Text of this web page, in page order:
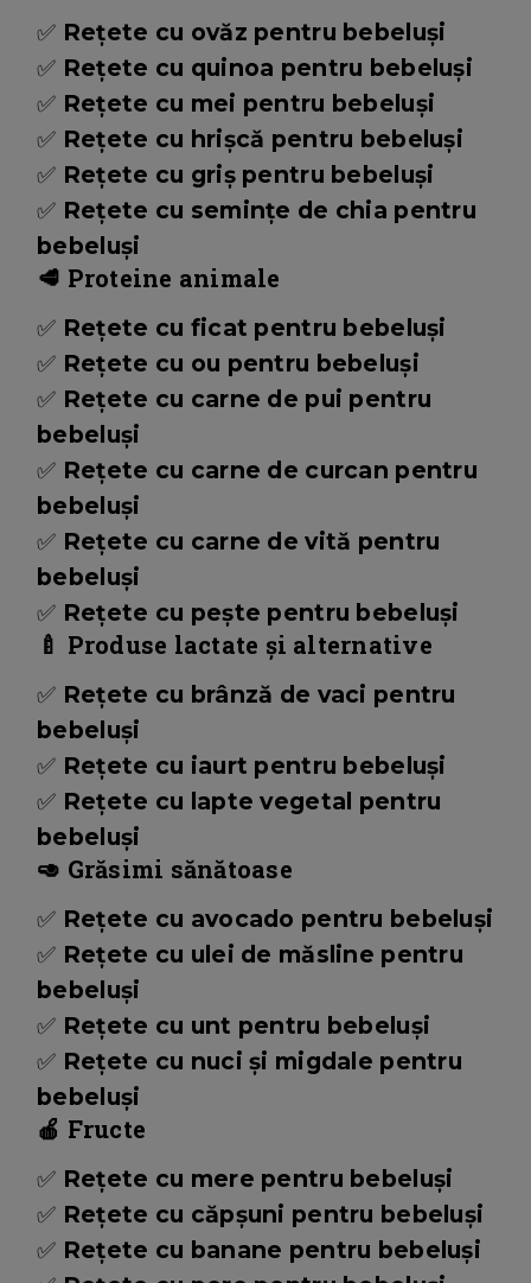
✅ Rețete cu ovăz pentru bebeluși
✅ Rețete cu quinoa pentru bebeluși
✅ Rețete cu mei pentru bebeluși
✅ Rețete cu hrișcă pentru bebeluși
✅ Rețete cu griș pentru bebeluși
✅ Rețete cu semințe de chia pentru
bebeluși
🥩 Proteine animale
✅ Rețete cu ficat pentru bebeluși
✅ Rețete cu ou pentru bebeluși
✅ Rețete cu carne de pui pentru
bebeluși
✅ Rețete cu carne de curcan pentru
bebeluși
✅ Rețete cu carne de vită pentru
bebeluși
✅ Rețete cu pește pentru bebeluși
🍼 Produse lactate și alternative
✅ Rețete cu brânză de vaci pentru
bebeluși
✅ Rețete cu iaurt pentru bebeluși
✅ Rețete cu lapte vegetal pentru
bebeluși
🥑 Grăsimi sănătoase
✅ Rețete cu avocado pentru bebeluși
✅ Rețete cu ulei de măsline pentru
bebeluși
✅ Rețete cu unt pentru bebeluși
✅ Rețete cu nuci și migdale pentru
bebeluși
🍎 Fructe
✅ Rețete cu mere pentru bebeluși
✅ Rețete cu căpșuni pentru bebeluși
✅ Rețete cu banane pentru bebeluși